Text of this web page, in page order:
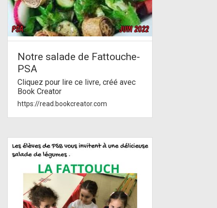
Notre salade de Fattouche-
PSA
Cliquez pour lire ce livre, créé avec
Book Creator
https://read.bookcreator.com